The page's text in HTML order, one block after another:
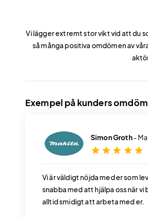
Vi lägger extremt stor vikt vid att du
så många positiva omdömen av
Exempel på kunders
Simon Groth-
star star star star star
Vi är väldigt nöjda med er som
snabba med att hjälpa oss när
alltid smidigt att arbeta med er.